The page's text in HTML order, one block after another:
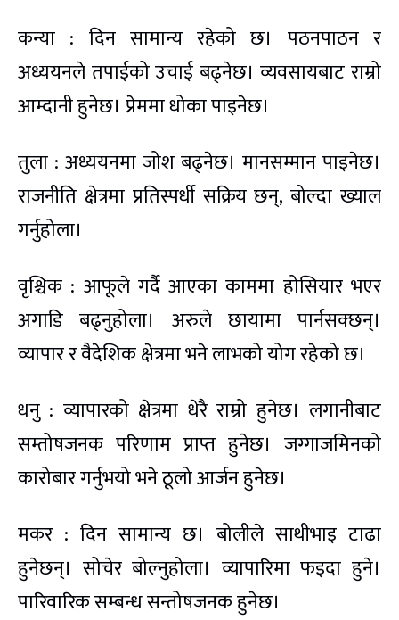
कन्या : दिन सामान्य रहेको छ। पठनपाठन र
अध्ययनले तपाईको उचाई बढ्नेछ। व्यवसायबाट राम्रो
आम्दानी हुनेछ। प्रेममा धोका पाइनेछ।
तुला : अध्ययनमा जोश बढ्नेछ। मानसम्मान पाइनेछ।
राजनीति क्षेत्रमा प्रतिस्पर्धी सक्रिय छन्, बोल्दा ख्याल
गर्नुहोला।
वृश्चिक : आफूले गर्दै आएका काममा होसियार भएर
अगाडि बढ्नुहोला। अरुले छायामा पार्नसक्छन्।
व्यापार र वैदेशिक क्षेत्रमा भने लाभको योग रहेको छ।
धनु : व्यापारको क्षेत्रमा धेरै राम्रो हुनेछ। लगानीबाट
सम्तोषजनक परिणाम प्राप्त हुनेछ। जग्गाजमिनको
कारोबार गर्नुभयो भने ठूलो आर्जन हुनेछ।
मकर : दिन सामान्य छ। बोलीले साथीभाइ टाढा
हुनेछन्। सोचेर बोल्नुहोला। व्यापारिमा फइदा हुने।
पारिवारिक सम्बन्ध सन्तोषजनक हुनेछ।